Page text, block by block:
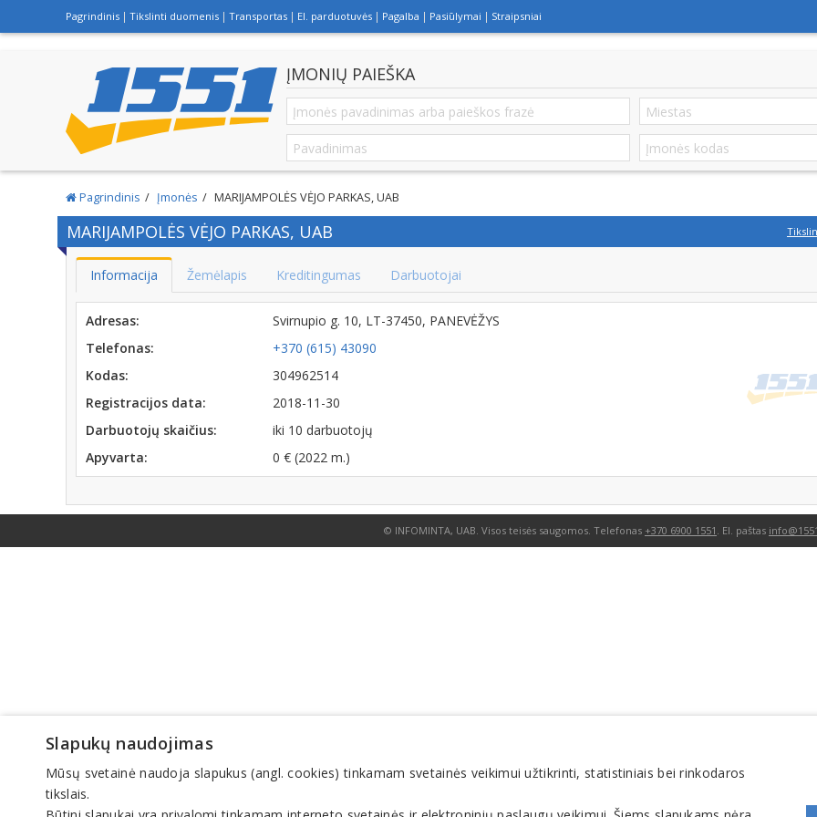
Pagrindinis Tikslinti duomenis Transportas El. parduotuvės Pagalba Pasiūlymai Straipsniai
ĮMONIŲ PAIEŠKA
Pagrindinis Įmonės MARIJAMPOLĖS VĖJO PARKAS, UAB
MARIJAMPOLĖS VĖJO PARKAS, UAB
Informacija Žemėlapis Kreditingumas Darbuotojai
Adresas:
Svirnupio g. 10, LT-37450, PANEVĖŽYS
Telefonas:
+370 (615) 43090
Kodas:
304962514
Registracijos data:
2018-11-30
Darbuotojų skaičius:
iki 10 darbuotojų
Apyvarta:
0 € (2022 m.)
© INFOMINTA, UAB. Visos teisės saugomos. Telefonas +370 6900 1551 . El. paštas
Slapukų naudojimas
Mūsų svetainė naudoja slapukus (angl. cookies) tinkamam svetainės veikimui užtikrinti, statistiniais bei rinkodaros
tikslais.